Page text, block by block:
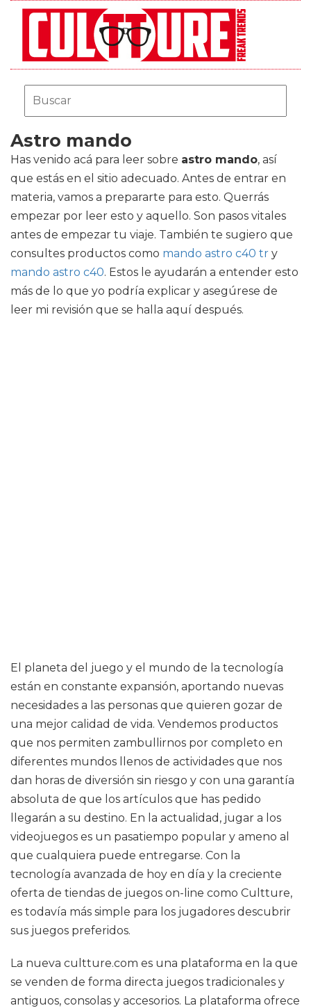
Astro mando
Has venido acá para leer sobre astro mando, así
que estás en el sitio adecuado. Antes de entrar en
materia, vamos a prepararte para esto. Querrás
empezar por leer esto y aquello. Son pasos vitales
antes de empezar tu viaje. También te sugiero que
consultes productos como mando astro c40 tr y
mando astro c40. Estos le ayudarán a entender esto
más de lo que yo podría explicar y asegúrese de
leer mi revisión que se halla aquí después.
El planeta del juego y el mundo de la tecnología
están en constante expansión, aportando nuevas
necesidades a las personas que quieren gozar de
una mejor calidad de vida. Vendemos productos
que nos permiten zambullirnos por completo en
diferentes mundos llenos de actividades que nos
dan horas de diversión sin riesgo y con una garantía
absoluta de que los artículos que has pedido
llegarán a su destino. En la actualidad, jugar a los
videojuegos es un pasatiempo popular y ameno al
que cualquiera puede entregarse. Con la
tecnología avanzada de hoy en día y la creciente
oferta de tiendas de juegos on-line como Cultture,
es todavía más simple para los jugadores descubrir
sus juegos preferidos.
La nueva cultture.com es una plataforma en la que
se venden de forma directa juegos tradicionales y
antiguos, consolas y accesorios. La plataforma ofrece